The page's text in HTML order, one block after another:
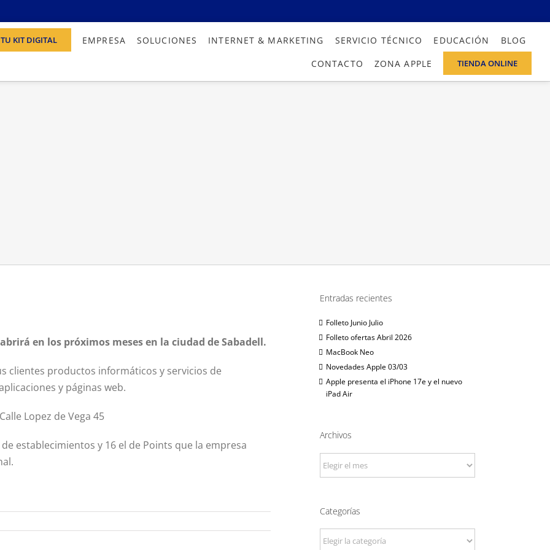
KIT DIGITAL EMPRESA SOLUCIONES INTERNET & MARKETING SERVICIO TÉCNICO EDUCACIÓN
BLOG
CONTACTO
ZONA APPLE TIENDA ONLINE
en los próximos meses en la ciudad de Sabadell.
clientes productos informáticos y servicios de
y páginas web.
Lopez de Vega 45
establecimientos y 16 el de Points que la empresa
Entradas recientes
Folleto Junio Julio
Folleto ofertas Abril 2026
MacBook Neo
Novedades Apple 03/03
Apple presenta el iPhone 17e y el nuevo
iPad Air
Archivos
Archivos
Categorías
Categorías